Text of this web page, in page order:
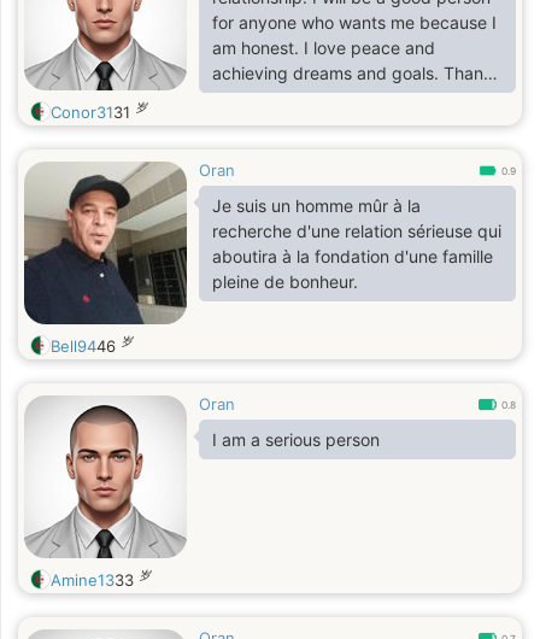
for anyone who wants me because I
am honest. I love peace and
achieving dreams and goals. Thank
you to everyone and good luck.
Conor3131 岁
Oran 0.9
Je suis un homme mûr à la
recherche d'une relation sérieuse qui
aboutira à la fondation d'une famille
pleine de bonheur.
Bell9446 岁
Oran 0.8
I am a serious person
Amine1333 岁